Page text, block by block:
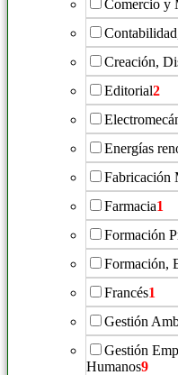
Comercio y
Creación,
Editorial2
Energías
Fabricación
Farmacia1
Formación
Formación,
Francés1
Gestión
Gestión
Humanos9